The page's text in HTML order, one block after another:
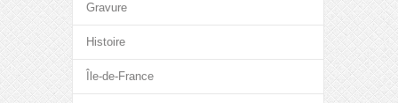
Gravure
Histoire
Île-de-France